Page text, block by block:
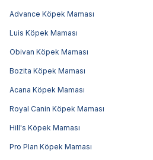
Advance Köpek Maması
Luis Köpek Maması
Obivan Köpek Maması
Bozita Köpek Maması
Acana Köpek Maması
Royal Canin Köpek Maması
Hill's Köpek Maması
Pro Plan Köpek Maması